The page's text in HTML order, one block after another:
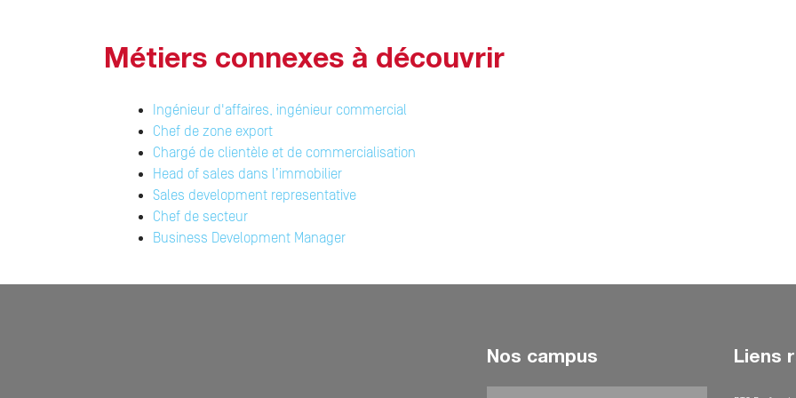
Métiers connexes à découvrir
Ingénieur d'affaires, ingénieur commercial
Chef de zone export
Chargé de clientèle et de commercialisation
Head of sales dans l’immobilier
Sales development representative
Chef de secteur
Business Development Manager
Nos campus Liens